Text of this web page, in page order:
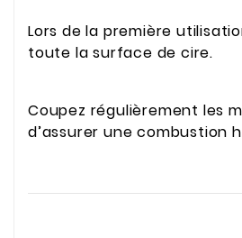
Lors de la première
toute la surface de cire.
Coupez régulièrement les
d’assurer une combustion